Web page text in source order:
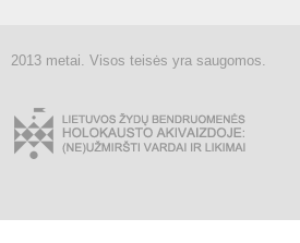
2013 metai. Visos teisės yra saugomos.